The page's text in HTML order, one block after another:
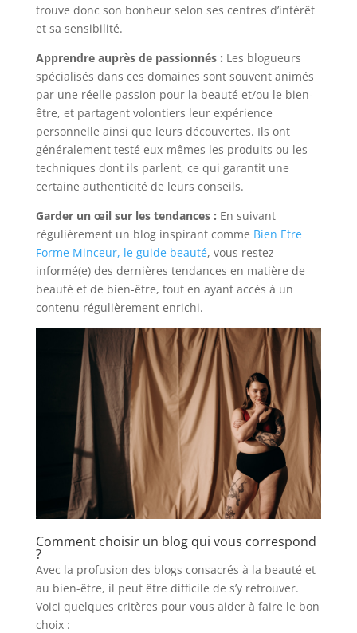
trouve donc son bonheur selon ses centres d’intérêt
et sa sensibilité.
Apprendre auprès de passionnés : Les blogueurs
spécialisés dans ces domaines sont souvent animés
par une réelle passion pour la beauté et/ou le bien-
être, et partagent volontiers leur expérience
personnelle ainsi que leurs découvertes. Ils ont
généralement testé eux-mêmes les produits ou les
techniques dont ils parlent, ce qui garantit une
certaine authenticité de leurs conseils.
Garder un œil sur les tendances : En suivant
régulièrement un blog inspirant comme Bien Etre
Forme Minceur, le guide beauté, vous restez
informé(e) des dernières tendances en matière de
beauté et de bien-être, tout en ayant accès à un
contenu régulièrement enrichi.
Comment choisir un blog qui vous correspond
?
Avec la profusion des blogs consacrés à la beauté et
au bien-être, il peut être difficile de s’y retrouver.
Voici quelques critères pour vous aider à faire le bon
choix :